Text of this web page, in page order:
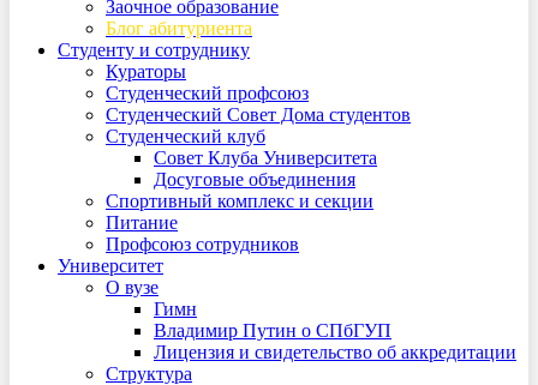
Заочное образование
Блог абитуриента
Студенту и сотруднику
Кураторы
Студенческий профсоюз
Студенческий Совет Дома студентов
Студенческий клуб
Совет Клуба Университета
Досуговые объединения
Спортивный комплекс и секции
Питание
Профсоюз сотрудников
Университет
О вузе
Гимн
Владимир Путин о СПбГУП
Лицензия и свидетельство об аккредитации
Структура